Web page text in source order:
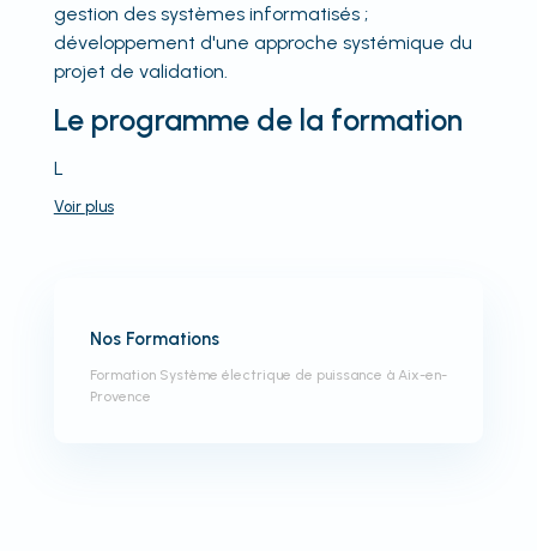
gestion des systèmes informatisés ;
développement d'une approche systémique du
projet de validation.
Le programme de la formation
L
Voir plus
Nos Formations
Formation Système électrique de puissance à Aix-en-
Provence